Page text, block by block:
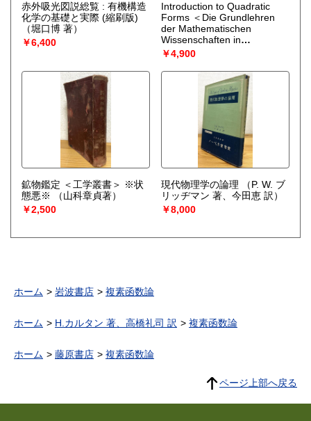
赤外吸光図説総覧 : 有機構造
化学の基礎と実際 (縮刷版)
（堀口博 著）
￥6,400
Introduction to Quadratic
Forms ＜Die Grundlehren
der Mathematischen
Wissenschaften in
Einzeldarstellungen Volume
117＞ ※難有※
O’Meara）
￥4,900
鉱物鑑定 ＜工学叢書＞ ※状
態悪※
（山科章貞著）
￥2,500
現代物理学の論理
（P. W. ブ
リッヂマン 著、今田恵 訳）
￥8,000
ホーム 岩波書店 複素函数論
ホーム H.カルタン 著、高橋礼司 訳 複素函数論
ホーム 藤原書店 複素函数論
ページ上部へ戻る